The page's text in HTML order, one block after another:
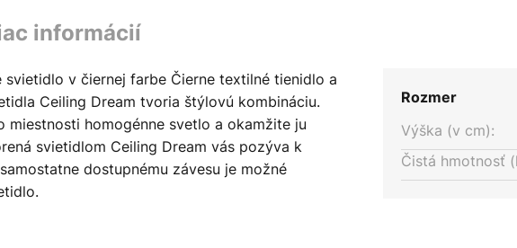
informácií
v čiernej farbe Čierne textilné tienidlo a
Ceiling Dream tvoria štýlovú kombináciu.
homogénne svetlo a okamžite ju
svietidlom Ceiling Dream vás pozýva k
dostupnému závesu je možné
Rozmer
Výška (v cm):
Čistá hmotnosť